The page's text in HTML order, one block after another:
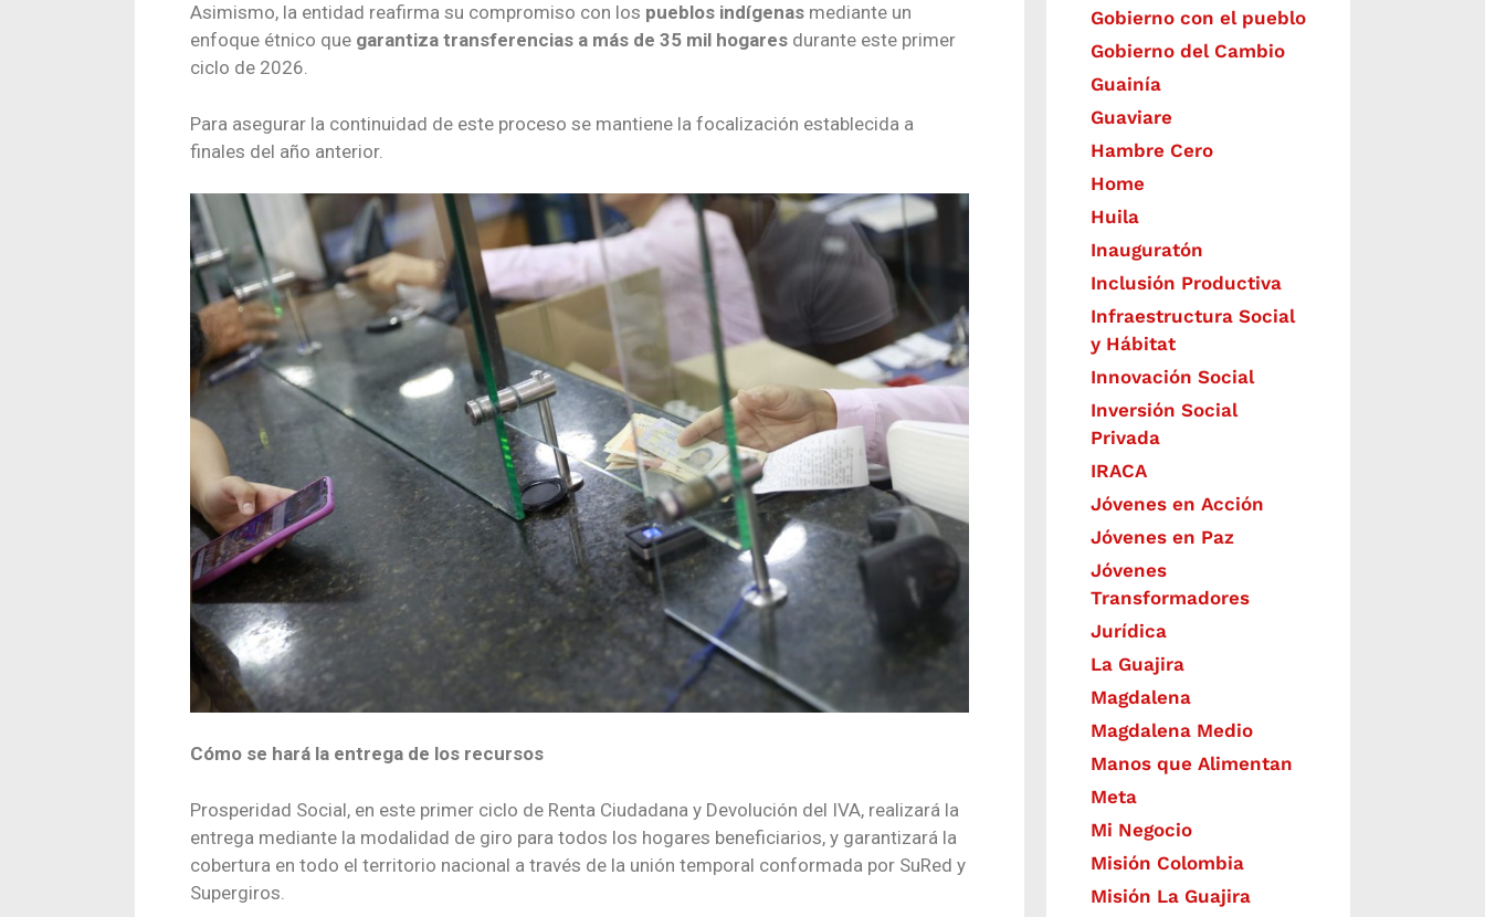
Asimismo, la entidad reafirma su compromiso con los pueblos indígenas mediante un
enfoque étnico que garantiza transferencias a más de 35 mil hogares durante este primer
ciclo de 2026.
Para asegurar la continuidad de este proceso se mantiene la focalización establecida a
finales del año anterior.
Cómo se hará la entrega de los recursos
Prosperidad Social, en este primer ciclo de Renta Ciudadana y Devolución del IVA, realizará la
entrega mediante la modalidad de giro para todos los hogares beneficiarios, y garantizará la
cobertura en todo el territorio nacional a través de la unión temporal conformada por SuRed y
Supergiros.
Gobierno con el pueblo
Gobierno del Cambio
Guainía
Guaviare
Hambre Cero
Home
Huila
Inauguratón
Inclusión Productiva
Infraestructura Social
y Hábitat
​Innovación Social
Inversión Social
Privada
IRACA
Jóvenes en Acción
Jóvenes en Paz
Jóvenes
Transformadores
Jurídica
La Guajira
Magdalena
Magdalena Medio
Manos que Alimentan
Meta
Mi Negocio
Misión Colombia
Misión La Guajira